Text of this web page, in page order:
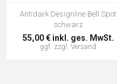
Antidark Designline Bell Spot
schwarz
55,00 € inkl. ges. MwSt.
ggf. zzgl. Versand